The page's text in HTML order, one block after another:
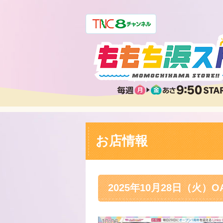
お店情報
2025年10月28日（火）